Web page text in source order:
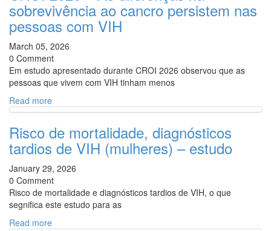
sobrevivência ao cancro persistem nas
pessoas com VIH
March 05, 2026
0 Comment
Em estudo apresentado durante CROI 2026 observou que as
pessoas que vivem com VIH tinham menos
Read more
Risco de mortalidade, diagnósticos
tardios de VIH (mulheres) – estudo
January 29, 2026
0 Comment
Risco de mortalidade e diagnósticos tardios de VIH, o que
segnifica este estudo para as
Read more